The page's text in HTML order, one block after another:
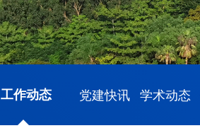
工作动态 党建快讯 学术动态